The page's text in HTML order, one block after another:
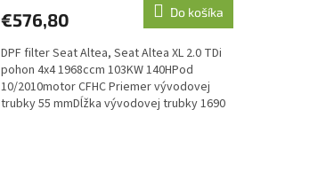
€576,80 Do košíka
DPF filter Seat Altea, Seat Altea XL 2.0 TDi
pohon 4x4 1968ccm 103KW 140HPod
10/2010motor CFHC Priemer vývodovej
trubky 55 mmDĺžka vývodovej trubky 1690